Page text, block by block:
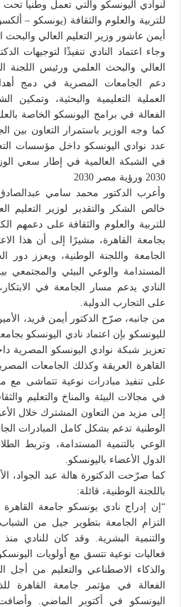
لنوادي اليونسكو والتي تعمل وطنيا تحت
للتربية والعلوم والثقافة (يونسكو –
أيمن عاشور وزير التعليم العالي والبحث
وجاء اعتماد النادي تنفيذًا لتوجيهات
العالي والبحث العلمي ورئيس اللجنة
دعم الجامعات المصرية في دمج
العملية التعليمية والبحثية، وتمكين
الفعالة في برامج اليونسكو الخاصة
كما وجه الوزير باستمرار التعاون بين
عدد نوادي اليونسكو داخل مؤسسات
2030 ورؤية مصر 2030
وأعرب الدكتور محمد سامي
خالص الشكر والتقدير لوزير التعليم
للتربية والعلوم والثقافة على دعمهم
بجامعة القاهرة، مشيرًا إلى أن هذا
الجامعة واللجنة الوطنية، ويعزز دور
المستدامة والوعي البيئي والمجتمعي
النادي يدعم مسار الجامعة في
على التجارب الدولية.
من جانبه، صرّح الدكتور أيمن فريد،
لليونسكو بإن اعتماد نادي اليونسكو
تعزيز شبكة نوادي اليونسكو المصرية
القاهرة العريقة وكذلك الجامعات
على تنفيذ مبادرات نوعية تتماشى مع
في مجالات البيئة والمناخ والتعليم
إلى مزيد من التعاون المشترك خلال
الوطنية تدعم بشكل كامل المبادرات
الوعي بالتنمية المستدامة، وتربط
الدول الأعضاء باليونسكو.
كما صرّحت الدكتورة هالة عبد الجواد،
باللجنة الوطنية، قائلة:
“إن إدراج نادي يونسكو جامعة
التزام الجامعة بتطوير جيل من الشباب
والتنمية البشرية. وقد كان للنادي
فعاليات نوعية تتسق مع أولويات
والذكاء الاصطناعي والتعليم من أجل
الفعالة في مؤتمر جامعة القاهرة
اليونسكو في أكتوبر الماضي. وأضافت